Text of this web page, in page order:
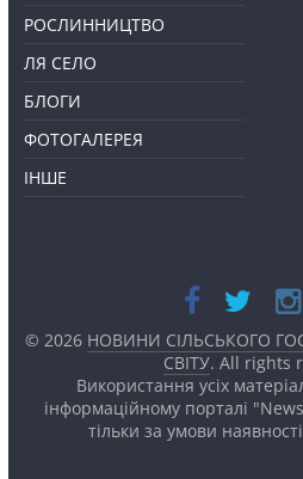
РОСЛИННИЦТВО
ЛЯ СЕЛО
БЛОГИ
ФОТОГАЛЕРЕЯ
ІНШЕ
© 2026 НОВИНИ СІЛЬСЬКОГО
СВІТУ. All rights
Використання усіх
інформаційному порталі
тільки за умови наявності